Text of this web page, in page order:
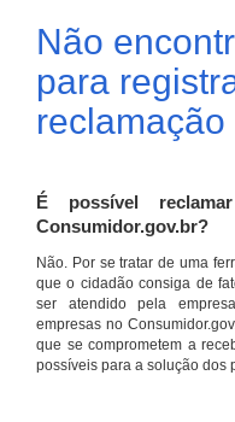
Não
para
reclamação
É possível
Consumidor.gov.br?
Não. Por se tratar de uma
que o cidadão consiga de
ser atendido pela
empresas no
que se comprometem a
possíveis para a solução dos